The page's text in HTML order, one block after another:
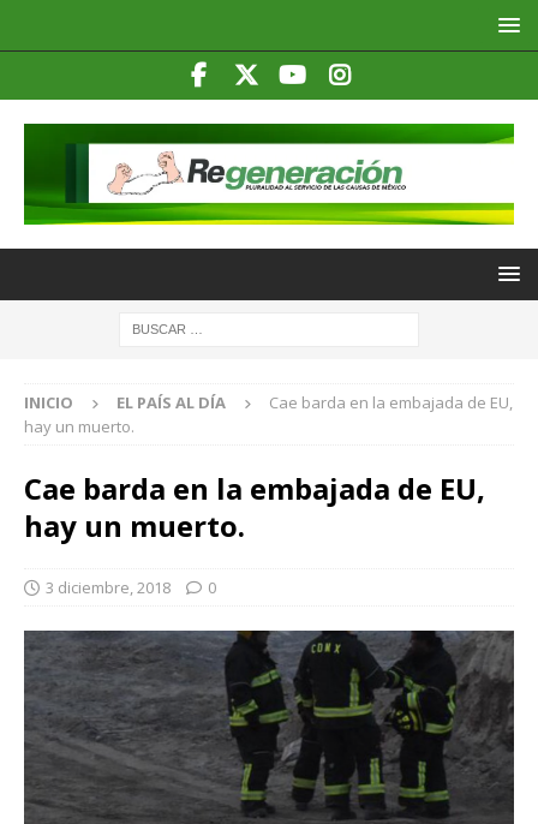
INICIO EL PAÍS AL DÍA
Cae barda en la embajada de EU,
hay un muerto.
Cae barda en la embajada de EU,
hay un muerto.
3 diciembre, 2018 0